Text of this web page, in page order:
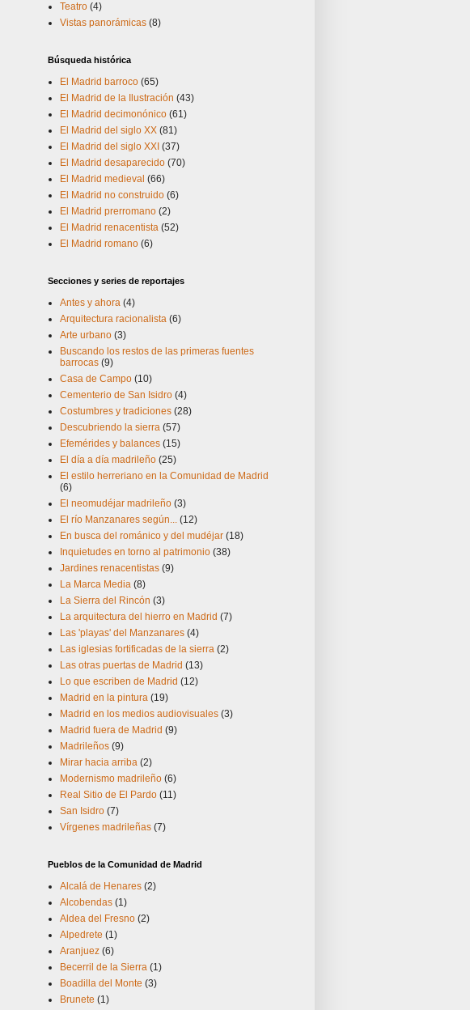
Teatro (4)
Vistas panorámicas (8)
Búsqueda histórica
El Madrid barroco (65)
El Madrid de la Ilustración (43)
El Madrid decimonónico (61)
El Madrid del siglo XX (81)
El Madrid del siglo XXI (37)
El Madrid desaparecido (70)
El Madrid medieval (66)
El Madrid no construido (6)
El Madrid prerromano (2)
El Madrid renacentista (52)
El Madrid romano (6)
Secciones y series de reportajes
Antes y ahora (4)
Arquitectura racionalista (6)
Arte urbano (3)
Buscando los restos de las primeras fuentes
barrocas (9)
Casa de Campo (10)
Cementerio de San Isidro (4)
Costumbres y tradiciones (28)
Descubriendo la sierra (57)
Efemérides y balances (15)
El día a día madrileño (25)
El estilo herreriano en la Comunidad de Madrid
(6)
El neomudéjar madrileño (3)
El río Manzanares según... (12)
En busca del románico y del mudéjar (18)
Inquietudes en torno al patrimonio (38)
Jardines renacentistas (9)
La Marca Media (8)
La Sierra del Rincón (3)
La arquitectura del hierro en Madrid (7)
Las 'playas' del Manzanares (4)
Las iglesias fortificadas de la sierra (2)
Las otras puertas de Madrid (13)
Lo que escriben de Madrid (12)
Madrid en la pintura (19)
Madrid en los medios audiovisuales (3)
Madrid fuera de Madrid (9)
Madrileños (9)
Mirar hacia arriba (2)
Modernismo madrileño (6)
Real Sitio de El Pardo (11)
San Isidro (7)
Vírgenes madrileñas (7)
Pueblos de la Comunidad de Madrid
Alcalá de Henares (2)
Alcobendas (1)
Aldea del Fresno (2)
Alpedrete (1)
Aranjuez (6)
Becerril de la Sierra (1)
Boadilla del Monte (3)
Brunete (1)